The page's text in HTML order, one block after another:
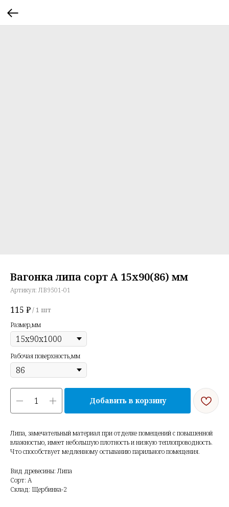
Вагонка липа сорт А 15х90(86) мм
Артикул: ЛВ9501-01
115 ₽/1 шт
Размер,мм
Рабочая поверхность,мм
Добавить в корзину
Липа, замечательный материал при отделке помещений с повышенной
влажностью, имеет небольшую плотность и низкую теплопроводность.
Что способствует медленному остыванию парильного помещения.
Вид древесины: Липа
Сорт: А
Склад: Щербинка-2